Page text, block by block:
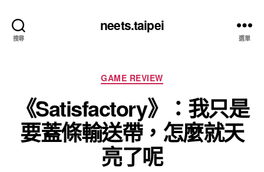
搜尋
neets.taipei
選單
分
類
GAME REVIEW
《Satisfactory》：我只是
要蓋條輸送帶，怎麼就天
亮了呢